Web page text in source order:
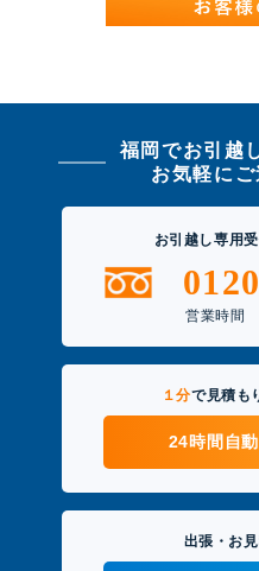
福岡でお引越
お気軽に
お引越し専用
営業時間
１分で見積も
24時間自
出張・お